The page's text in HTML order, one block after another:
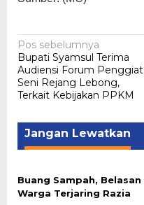
Navigasi
pos
Pos sebelumnya
Bupati Syamsul Terima
Audiensi Forum Penggiat
Seni Rejang Lebong,
Terkait Kebijakan PPKM
Jangan Lewatkan
Buang Sampah, Belasan
Warga Terjaring Razia